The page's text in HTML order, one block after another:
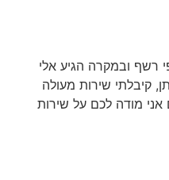
רשף ובמקרה הגיע אלי
קיבלתי שירות מעולה
מודה לכם על שירות